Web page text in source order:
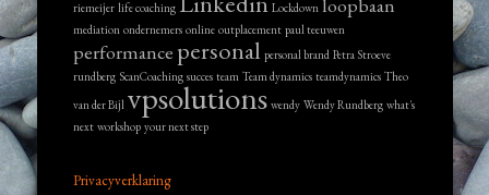
riemeijer life coaching Lockdown
mediation ondernemers online outplacement paul teeuwen
performance personal personal brand Petra Stroeve
rundberg ScanCoaching succes team Team dynamics teamdynamics Theo
van der Bijl vpsolutions wendy Wendy Rundberg what's
next workshop your next step
Privacyverklaring